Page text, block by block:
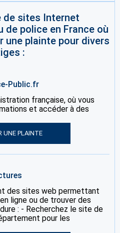
de sites Internet
de police en France où
une plainte pour divers
:
Public.fr
française, où vous
et accéder à des
UNE PLAINTE
des sites web permettant
ligne ou de trouver des
: - Recherchez le site de
pour les